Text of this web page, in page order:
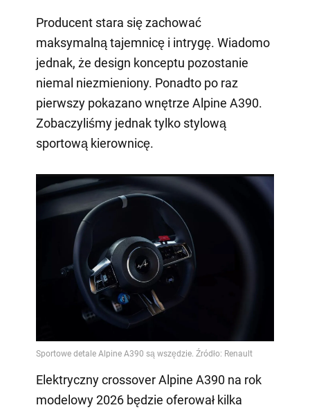
Producent stara się zachować
maksymalną tajemnicę i intrygę. Wiadomo
jednak, że design konceptu pozostanie
niemal niezmieniony. Ponadto po raz
pierwszy pokazano wnętrze Alpine A390.
Zobaczyliśmy jednak tylko stylową
sportową kierownicę.
Elektryczny crossover Alpine A390 na rok
modelowy 2026 będzie oferował kilka